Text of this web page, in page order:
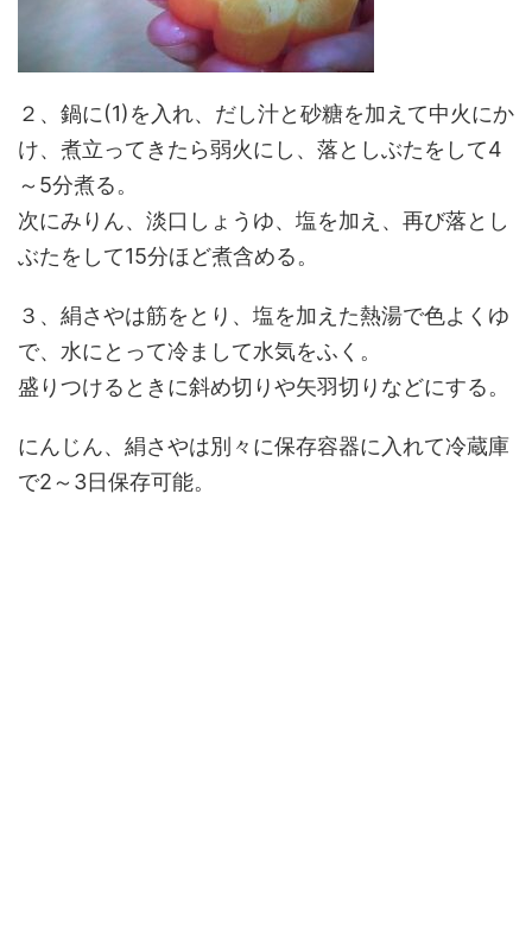
２、鍋に(1)を入れ、だし汁と砂糖を加えて中火にか
け、煮立ってきたら弱火にし、落としぶたをして4
～5分煮る。
次にみりん、淡口しょうゆ、塩を加え、再び落とし
ぶたをして15分ほど煮含める。
３、絹さやは筋をとり、塩を加えた熱湯で色よくゆ
で、水にとって冷まして水気をふく。
盛りつけるときに斜め切りや矢羽切りなどにする。
にんじん、絹さやは別々に保存容器に入れて冷蔵庫
で2～3日保存可能。